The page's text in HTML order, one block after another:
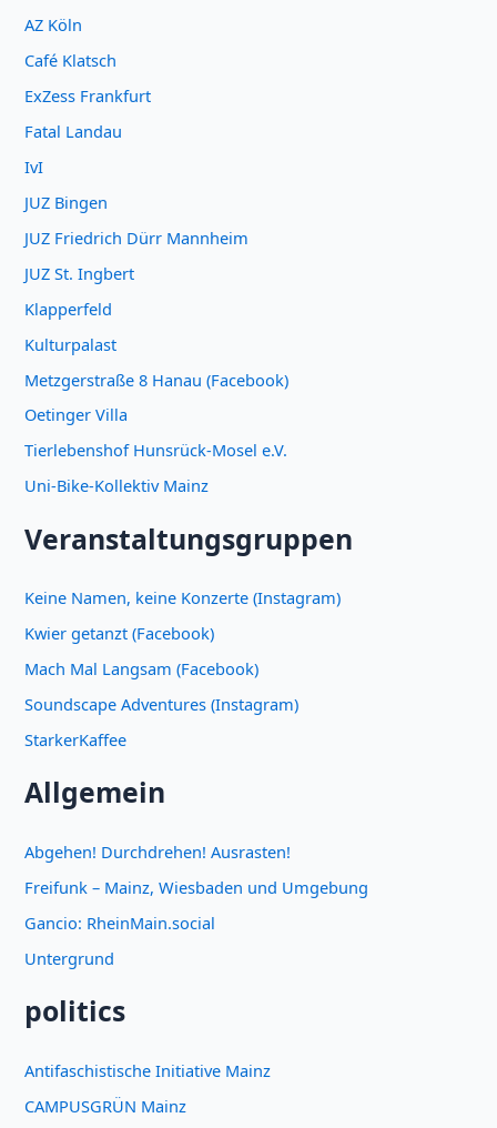
AZ Köln
Café Klatsch
ExZess Frankfurt
Fatal Landau
IvI
JUZ Bingen
JUZ Friedrich Dürr Mannheim
JUZ St. Ingbert
Klapperfeld
Kulturpalast
Metzgerstraße 8 Hanau (Facebook)
Oetinger Villa
Tierlebenshof Hunsrück-Mosel e.V.
Uni-Bike-Kollektiv Mainz
Veranstaltungsgruppen
Keine Namen, keine Konzerte (Instagram)
Kwier getanzt (Facebook)
Mach Mal Langsam (Facebook)
Soundscape Adventures (Instagram)
StarkerKaffee
Allgemein
Abgehen! Durchdrehen! Ausrasten!
Freifunk – Mainz, Wiesbaden und Umgebung
Gancio: RheinMain.social
Untergrund
politics
Antifaschistische Initiative Mainz
CAMPUSGRÜN Mainz